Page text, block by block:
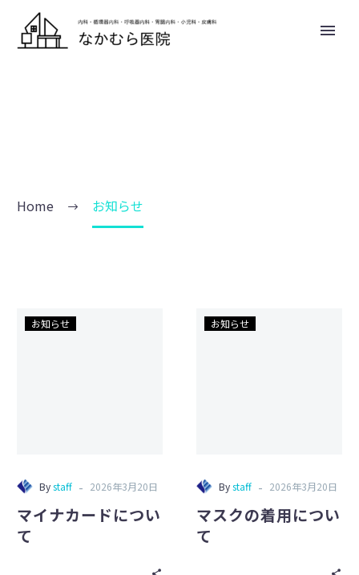
Home お知らせ
お知らせ
Bystaff - 2026年3月20日
マイナカードについ
て
お知らせ
Bystaff - 2026年3月20日
マスクの着用につい
て